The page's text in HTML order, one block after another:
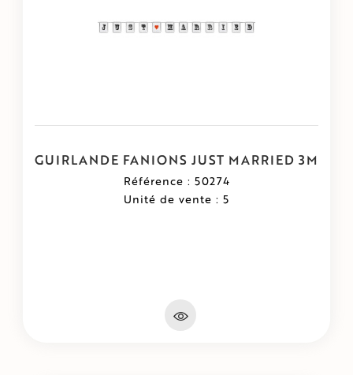
GUIRLANDE FANIONS JUST MARRIED 3M
Référence : 50274
Unité de vente : 5